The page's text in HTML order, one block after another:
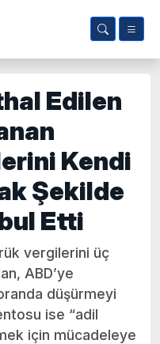
Edilen
Kendi
Şekilde
Etti
vergilerini üç
ABD’ye
düşürmeyi
ise “adil
için mücadeleye